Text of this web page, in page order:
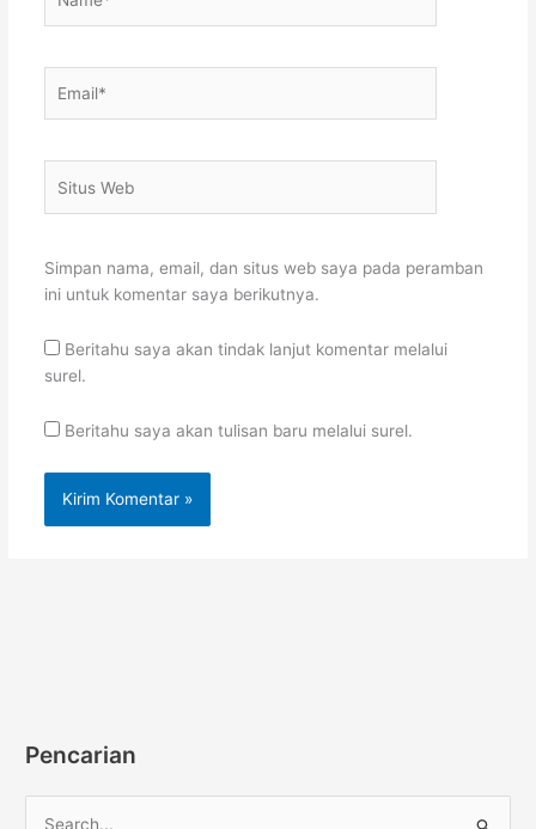
Web
Simpan nama, email, dan situs web saya pada peramban
ini untuk komentar saya berikutnya.
Beritahu saya akan tindak lanjut komentar melalui
surel.
Beritahu saya akan tulisan baru melalui surel.
Pencarian